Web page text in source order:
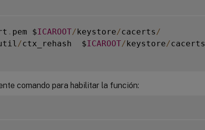
. pem $ICAROOT/ keystore/cacerts /
/ctx_rehash  $ICAROOT/ keystore/cacerts
comando para habilitar la función: